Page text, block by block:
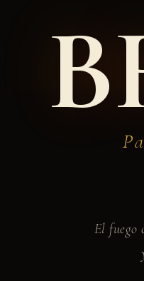
El fuego